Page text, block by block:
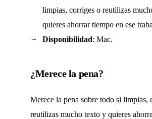
limpias, corriges o reutilizas
quieres ahorrar tiempo en ese
Disponibilidad: Mac.
¿Merece la pena?
Merece la pena sobre todo si limpias,
reutilizas mucho texto y quieres